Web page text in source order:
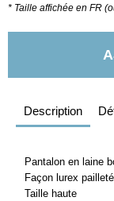
* Taille affichée en FR
Description
Pantalon en laine
Façon lurex pailleté
Taille haute